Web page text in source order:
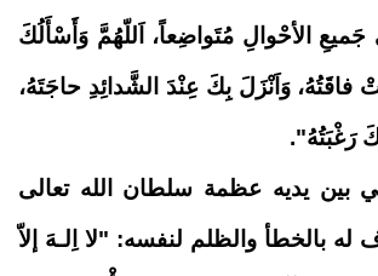
جَميعِ الأحْوالِ مُتَواضِعاً، اَللّهُمَّ وَأَسْأَلُكَ
وَاَنْزَلَ بِكَ عِنْدَ الشَّدائِدِ حاجَتَهُ،
رَغْبَتُهُ".
بين يديه عظمة سلطان الله تعالى
له بالخطأ والظلم لنفسه: "لا اِلـهَ إلاّ